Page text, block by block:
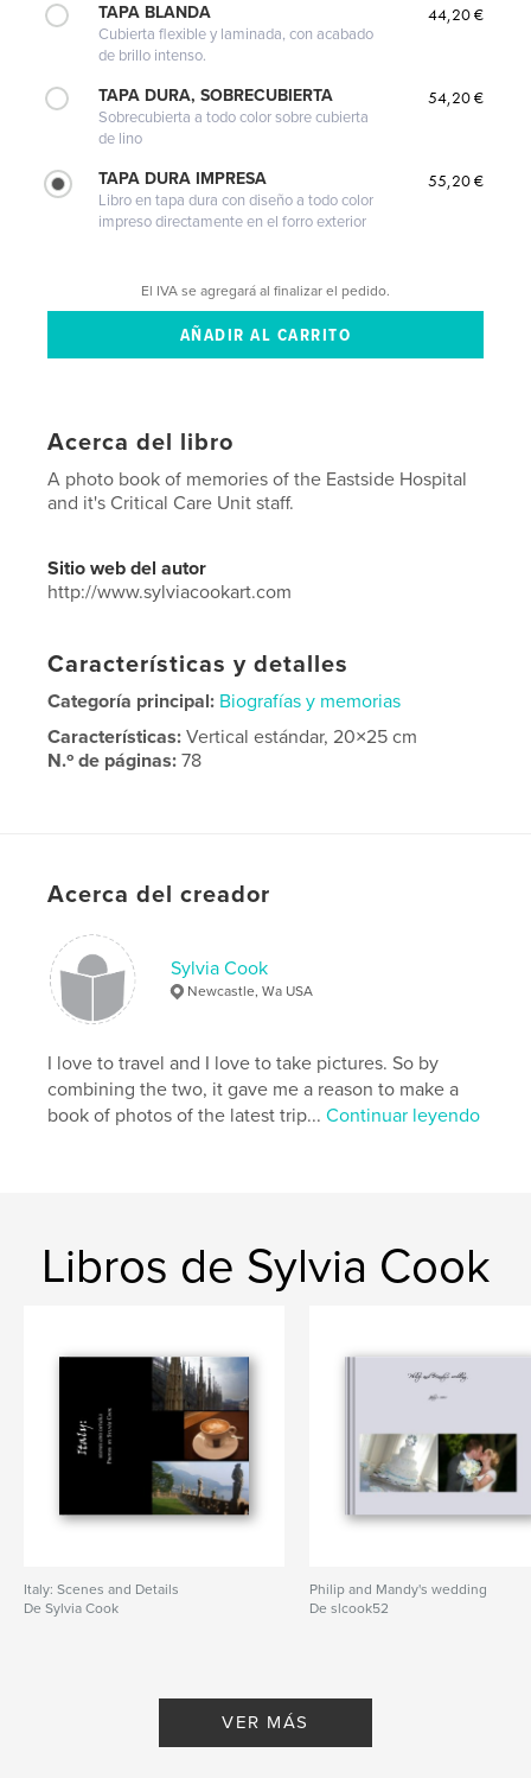
TAPA BLANDA
Cubierta flexible y laminada, con acabado
de brillo intenso.
44,20 €
TAPA DURA, SOBRECUBIERTA
Sobrecubierta a todo color sobre cubierta
de lino
54,20 €
TAPA DURA IMPRESA
Libro en tapa dura con diseño a todo color
impreso directamente en el forro exterior
55,20 €
El IVA se agregará al finalizar el pedido.
Acerca del libro
A photo book of memories of the Eastside Hospital
and it's Critical Care Unit staff.
Sitio web del autor
http://www.sylviacookart.com
Características y detalles
Categoría principal: Biografías y memorias
Características:Vertical estándar, 20×25 cm
N.º de páginas:78
Eastside Hospital , Group Health
Acerca del creador
Sylvia Cook
Newcastle, Wa USA
I love to travel and I love to take pictures. So by
combining the two, it gave me a reason to make a
book of photos of the latest trip...Continuar leyendo
Libros de Sylvia Cook
Italy: Scenes and Details
De Sylvia Cook
Philip and Mandy's wedding
De slcook52
VER MÁS